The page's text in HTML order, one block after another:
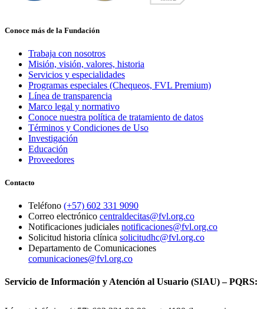
Conoce más de la Fundación
Trabaja con nosotros
Misión, visión, valores, historia
Servicios y especialidades
Programas especiales (Chequeos, FVL Premium)
Línea de transparencia
Marco legal y normativo
Conoce nuestra política de tratamiento de datos
Términos y Condiciones de Uso
Investigación
Educación
Proveedores
Contacto
Teléfono (+57) 602 331 9090
Correo electrónico centraldecitas@fvl.org.co
Notificaciones judiciales notificaciones@fvl.org.co
Solicitud historia clínica solicitudhc@fvl.org.co
Departamento de Comunicaciones
comunicaciones@fvl.org.co
Servicio de Información y Atención al Usuario (SIAU) – PQRS: